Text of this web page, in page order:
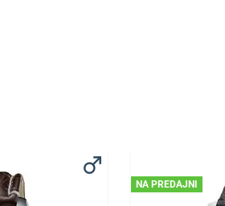
NA PREDAJNI